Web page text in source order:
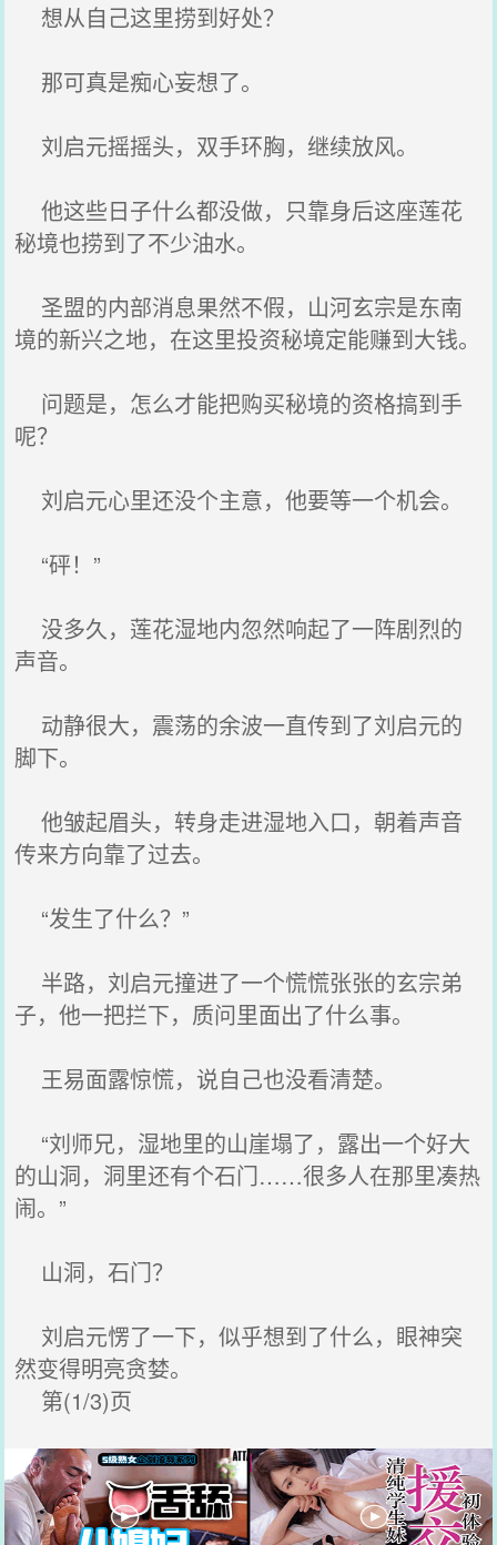
想从自己这里捞到好处？
那可真是痴心妄想了。
刘启元摇摇头，双手环胸，继续放风。
他这些日子什么都没做，只靠身后这座莲花
秘境也捞到了不少油水。
圣盟的内部消息果然不假，山河玄宗是东南
境的新兴之地，在这里投资秘境定能赚到大钱。
问题是，怎么才能把购买秘境的资格搞到手
呢？
刘启元心里还没个主意，他要等一个机会。
“砰！”
没多久，莲花湿地内忽然响起了一阵剧烈的
声音。
动静很大，震荡的余波一直传到了刘启元的
脚下。
他皱起眉头，转身走进湿地入口，朝着声音
传来方向靠了过去。
“发生了什么？”
半路，刘启元撞进了一个慌慌张张的玄宗弟
子，他一把拦下，质问里面出了什么事。
王易面露惊慌，说自己也没看清楚。
“刘师兄，湿地里的山崖塌了，露出一个好大
的山洞，洞里还有个石门……很多人在那里凑热
闹。”
山洞，石门？
刘启元愣了一下，似乎想到了什么，眼神突
然变得明亮贪婪。
第(1/3)页